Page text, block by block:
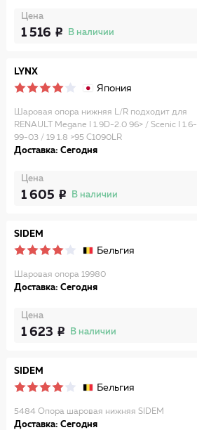
Цена
1 516 В наличии
LYNX
Япония
Шаровая опора нижняя L/R подходит для
RENAULT Megane I 1.9D-2.0 96> / Scenic I
99-03 / 19 1.8 >95 C1090LR
Доставка: Сегодня
Цена
1 605 В наличии
SIDEM
Бельгия
Шаровая опора 19980
Доставка: Сегодня
Цена
1 623 В наличии
SIDEM
Бельгия
5484 Опора шаровая нижняя SIDEM
Доставка: Сегодня